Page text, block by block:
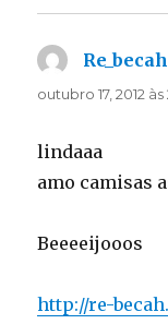
Re_becah
outubro 17, 2012
lindaaa
amo camisas
Beeeeijooos
http://re-